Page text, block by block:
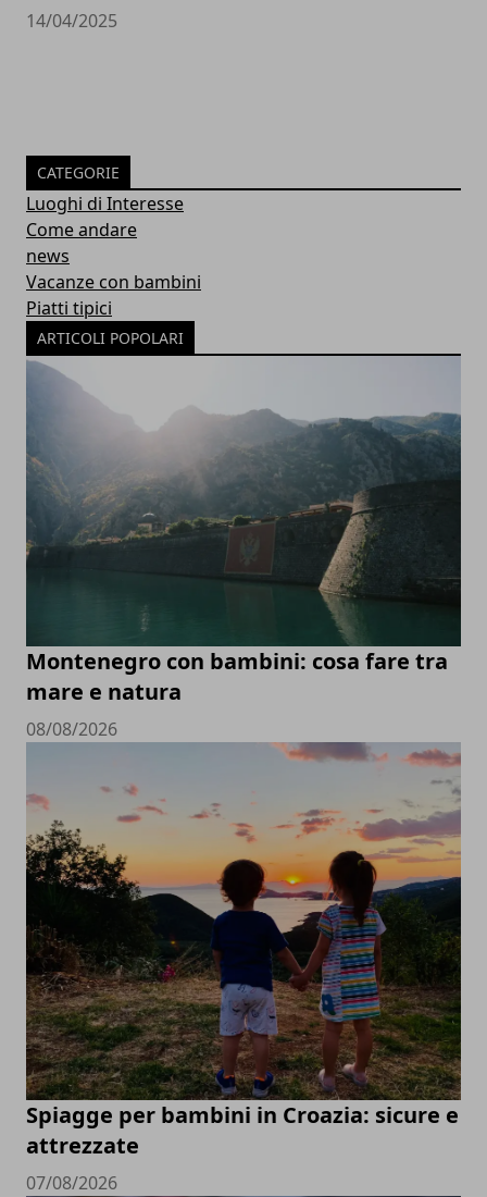
14/04/2025
CATEGORIE
Luoghi di Interesse
Come andare
news
Vacanze con bambini
Piatti tipici
ARTICOLI POPOLARI
Montenegro con bambini: cosa fare tra
mare e natura
08/08/2026
Spiagge per bambini in Croazia: sicure e
attrezzate
07/08/2026